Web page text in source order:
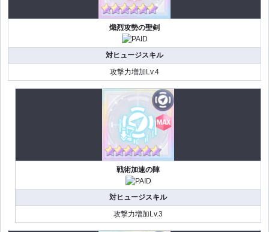
熾烈攻勢の聖剣
対ヒュージスキル
攻撃力増加Lv.4
戦術加速の陣
対ヒュージスキル
攻撃力増加Lv.3